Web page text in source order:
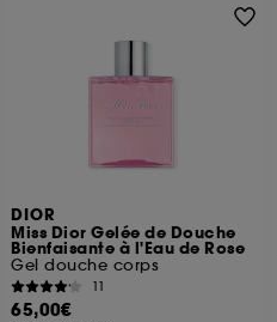
DIOR
Miss Dior Gelée de Douche
Bienfaisante à l'Eau de Rose
Gel douche corps
11
65,00€